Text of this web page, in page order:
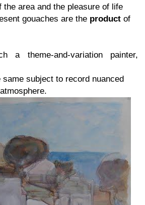
the area and the pleasure of life
gouaches are the product of
a theme-and-variation painter,
subject to record nuanced